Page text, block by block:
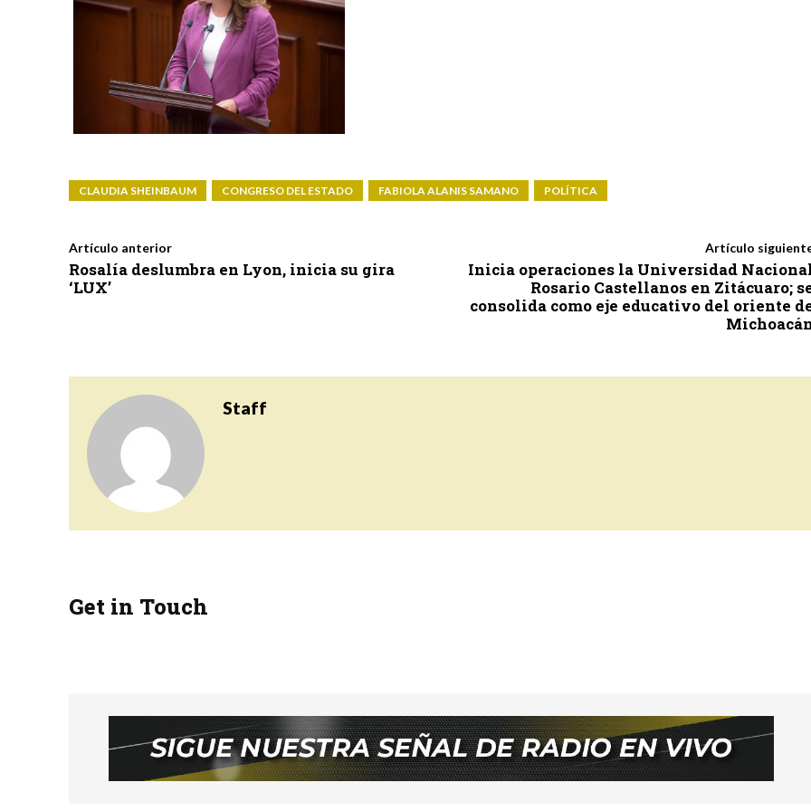
CLAUDIA SHEINBAUM CONGRESO DEL ESTADO FABIOLA ALANIS SAMANO POLÍTICA
Artículo anterior
Rosalía deslumbra en Lyon, inicia su gira
‘LUX’
Artículo
Inicia operaciones la Universidad
Rosario Castellanos en Zitácuaro;
consolida como eje educativo del oriente
Staff
Get in Touch